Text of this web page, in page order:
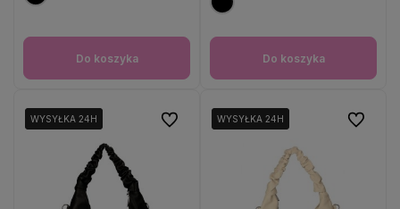
Do koszyka Do koszyka
WYSYŁKA 24H
WYSYŁKA 24H Do ulubionychWYSYŁKA 24H
WYSYŁKA 24H Do